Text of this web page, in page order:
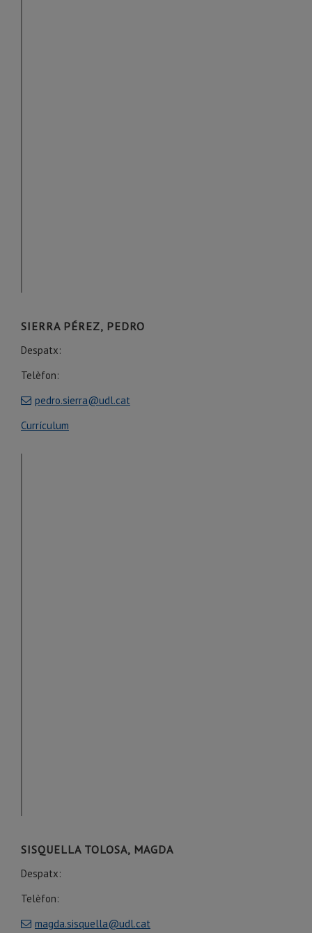
SIERRA PÉREZ, PEDRO
Despatx:
Telèfon:
pedro.sierra@udl.cat
Currículum
SISQUELLA TOLOSA, MAGDA
Despatx:
Telèfon:
magda.sisquella@udl.cat